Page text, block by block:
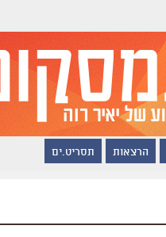
הרצאות תסריט.ים